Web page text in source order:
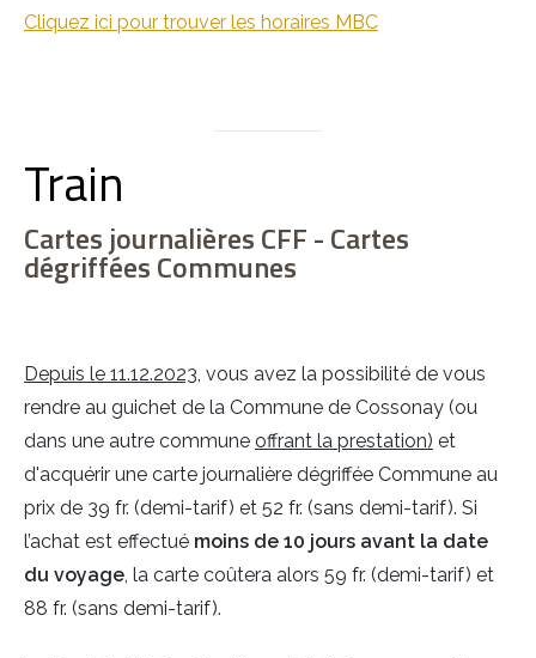
Cliquez ici pour trouver les horaires MBC
Train
Cartes journalières CFF - Cartes
dégriffées Communes
Depuis le 11.12.2023, vous avez la possibilité de vous
rendre au guichet de la Commune de Cossonay (ou
dans une autre commune offrant la prestation) et
d'acquérir une carte journalière dégriffée Commune au
prix de 39 fr. (demi-tarif) et 52 fr. (sans demi-tarif). Si
l’achat est effectué moins de 10 jours avant la date
du voyage, la carte coûtera alors 59 fr. (demi-tarif) et
88 fr. (sans demi-tarif).